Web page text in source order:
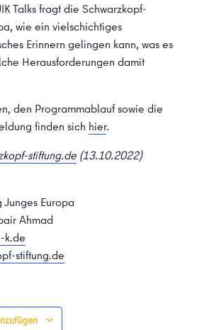
Talks fragt die Schwarzkopf-
wie ein vielschichtiges
Erinnern gelingen kann, was es
Herausforderungen damit
den Programmablauf sowie die
finden sich hier.
stiftung.de (13.10.2022)
Europa
Ahmad
k.de
stiftung.de